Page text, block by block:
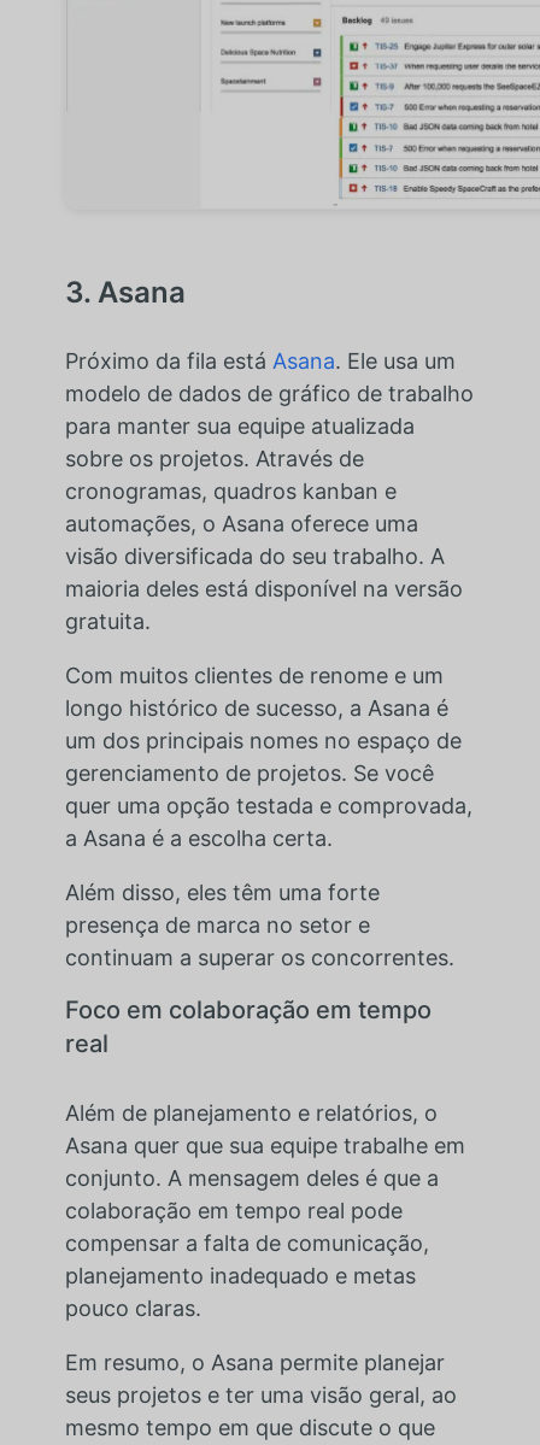
3. Asana
Próximo da fila está Asana. Ele usa um
modelo de dados de gráfico de trabalho
para manter sua equipe atualizada
sobre os projetos. Através de
cronogramas, quadros kanban e
automações, o Asana oferece uma
visão diversificada do seu trabalho. A
maioria deles está disponível na versão
gratuita.
Com muitos clientes de renome e um
longo histórico de sucesso, a Asana é
um dos principais nomes no espaço de
gerenciamento de projetos. Se você
quer uma opção testada e comprovada,
a Asana é a escolha certa.
Além disso, eles têm uma forte
presença de marca no setor e
continuam a superar os concorrentes.
Foco em colaboração em tempo
real
Além de planejamento e relatórios, o
Asana quer que sua equipe trabalhe em
conjunto. A mensagem deles é que a
colaboração em tempo real pode
compensar a falta de comunicação,
planejamento inadequado e metas
pouco claras.
Em resumo, o Asana permite planejar
seus projetos e ter uma visão geral, ao
mesmo tempo em que discute o que